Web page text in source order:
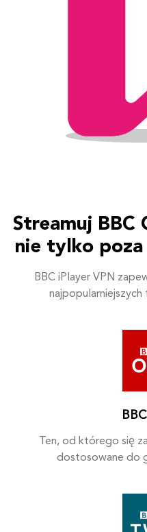
Streamuj BBC
nie tylko
BBC iPlayer VPN
najpopularniejszych
Ten, od którego się
dostosowane do